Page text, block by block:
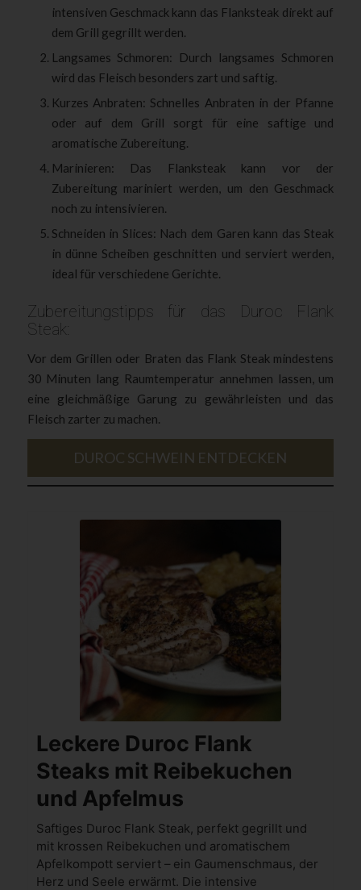
intensiven Geschmack kann das Flanksteak direkt auf
dem Grill gegrillt werden.
Langsames Schmoren: Durch langsames Schmoren
wird das Fleisch besonders zart und saftig.
Kurzes Anbraten: Schnelles Anbraten in der Pfanne
oder auf dem Grill sorgt für eine saftige und
aromatische Zubereitung.
Marinieren: Das Flanksteak kann vor der
Zubereitung mariniert werden, um den Geschmack
noch zu intensivieren.
Schneiden in Slices: Nach dem Garen kann das Steak
in dünne Scheiben geschnitten und serviert werden,
ideal für verschiedene Gerichte.
Zubereitungstipps für das Duroc Flank
Steak:
Vor dem Grillen oder Braten das Flank Steak mindestens
30 Minuten lang Raumtemperatur annehmen lassen, um
eine gleichmäßige Garung zu gewährleisten und das
Fleisch zarter zu machen.
DUROC SCHWEIN ENTDECKEN
Leckere Duroc Flank
Steaks mit Reibekuchen
und Apfelmus
Saftiges Duroc Flank Steak, perfekt gegrillt und
mit krossen Reibekuchen und aromatischem
Apfelkompott serviert – ein Gaumenschmaus, der
Herz und Seele erwärmt. Die intensive